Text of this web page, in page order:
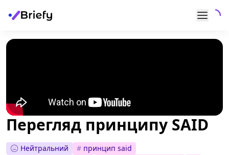
Перегляд принципу SAID
Нейтральний # принцип said